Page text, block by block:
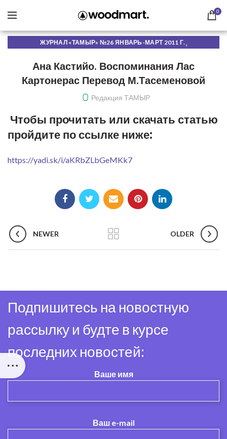
0
ЖУРНАЛ «ТАМЫР» №26 ЯНВАРЬ-МАРТ 2011 Г. ,
Ана Кастийо. Воспоминания Лас
Картонерас Перевод М.Тасеменовой
Редакция ТАМЫР
Чтобы прочитать или скачать статью
пройдите по ссылке ниже:
https://yadi.sk/i/aKRbZLbGeMKk7
NEWER OLDER
Подпишитесь на новостную
рассылку и будте в курсе
последних новостей:
Ваше имя
Ваш e-mail